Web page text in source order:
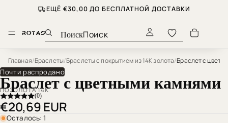
ЕЩЁ €30,00 ДО БЕСПЛАТНОЙ ДОСТАВКИ
Поиск
Главная/Браслеты/Браслеты с покрытием из 14K золота/
Почти распродано
Браслет с цветными камнями
ПОЗОЛОТА 14К
(0)
€20,69 EUR
Осталось: 1